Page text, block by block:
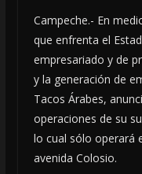
Campeche.- En
que enfrenta el
empresariado y de
y la generación de
Tacos Árabes,
operaciones de su
lo cual sólo operará
avenida Colosio.